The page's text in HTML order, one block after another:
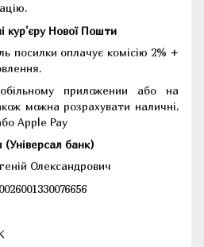
кур'єру Нової Пошти
посилки оплачує комісію 2% +
приложении або на
можна розрахувати наличні,
Apple Pay
банк)
Олександрович